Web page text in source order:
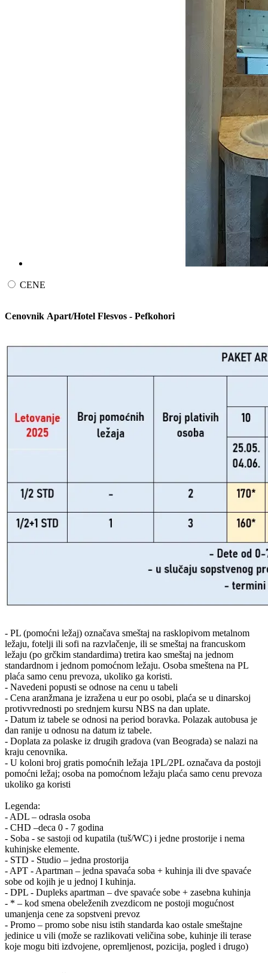
CENE
Cenovnik Apart/Hotel Flesvos - Pefkohori
- PL (pomoćni ležaj) označava smeštaj na rasklopivom metalnom
ležaju, fotelji ili sofi na razvlačenje, ili se smeštaj na francuskom
ležaju (po grčkim standardima) tretira kao smeštaj na jednom
standardnom i jednom pomoćnom ležaju. Osoba smeštena na PL
plaća samo cenu prevoza, ukoliko ga koristi.
- Navedeni popusti se odnose na cenu u tabeli
- Cena aranžmana je izražena u eur po osobi, plaća se u dinarskoj
protivvrednosti po srednjem kursu NBS na dan uplate.
- Datum iz tabele se odnosi na period boravka. Polazak autobusa je
dan ranije u odnosu na datum iz tabele.
- Doplata za polaske iz drugih gradova (van Beograda) se nalazi na
kraju cenovnika.
- U koloni broj gratis pomoćnih ležaja 1PL/2PL označava da postoji
pomoćni ležaj; osoba na pomoćnom ležaju plaća samo cenu prevoza
ukoliko ga koristi
Legenda:
- ADL – odrasla osoba
- CHD –deca 0 - 7 godina
- Soba - se sastoji od kupatila (tuš/WC) i jedne prostorije i nema
kuhinjske elemente.
- STD - Studio – jedna prostorija
- APT - Apartman – jedna spavaća soba + kuhinja ili dve spavaće
sobe od kojih je u jednoj I kuhinja.
- DPL - Dupleks apartman – dve spavaće sobe + zasebna kuhinja
- * – kod smena obeleženih zvezdicom ne postoji mogućnost
umanjenja cene za sopstveni prevoz
- Promo – promo sobe nisu istih standarda kao ostale smeštajne
jedinice u vili (može se razlikovati veličina sobe, kuhinje ili terase
koje mogu biti izdvojene, opremljenost, pozicija, pogled i drugo)